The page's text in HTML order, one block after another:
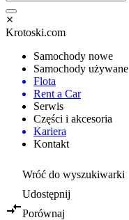
Krotoski.com
Samochody nowe
Samochody używane
Flota
Rent a Car
Serwis
Części i akcesoria
Kariera
Kontakt
Wróć do wyszukiwarki
Udostępnij
Porównaj